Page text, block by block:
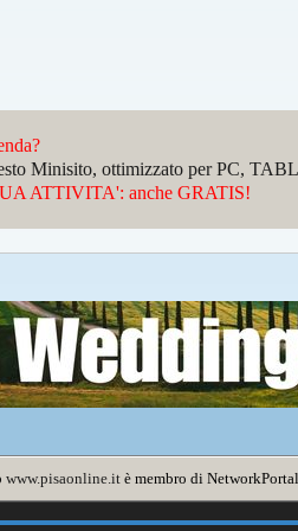
Minisito, ottimizzato per PC,
ATTIVITA': anche GRATIS!
www.pisaonline.it è membro di